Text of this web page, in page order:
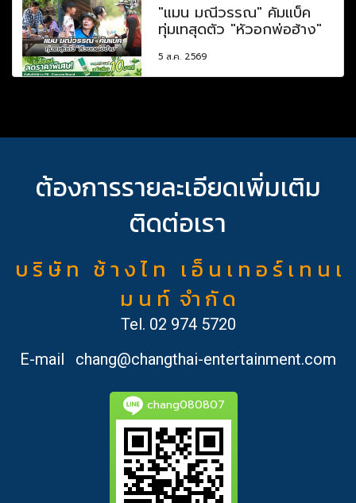
"แมน มณีวรรณ" คัมแบ็ค
ทุ่มเทสุดตัว "หัวอกพ่อฮ้าง"
5 ส.ค. 2569
ต้องการรายละเอียดเพิ่มเติม
ติดต่อเรา
บ ริ ษั ท ช้ า ง ไ ท เ อ็ น เ ท อ ร์ เ ท น เ
ม น ท์ จำ กั ด
Tel. 02 974 5720
E-mail
chang@changthai-entertainment.com
chang080807